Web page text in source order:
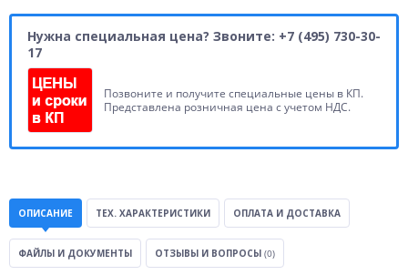
Нужна специальная цена? Звоните: +7 (495) 730-30-
17
Позвоните и получите специальные цены в КП.
Представлена розничная цена с учетом НДС.
ОПИСАНИЕ ТЕХ. ХАРАКТЕРИСТИКИ ОПЛАТА И ДОСТАВКА
ФАЙЛЫ И ДОКУМЕНТЫ ОТЗЫВЫ И ВОПРОСЫ (0)